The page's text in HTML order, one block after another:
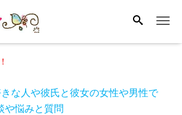
な人や彼氏と彼女の女性や男性で
や悩みと質問